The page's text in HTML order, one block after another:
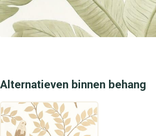
Alternatieven binnen behang